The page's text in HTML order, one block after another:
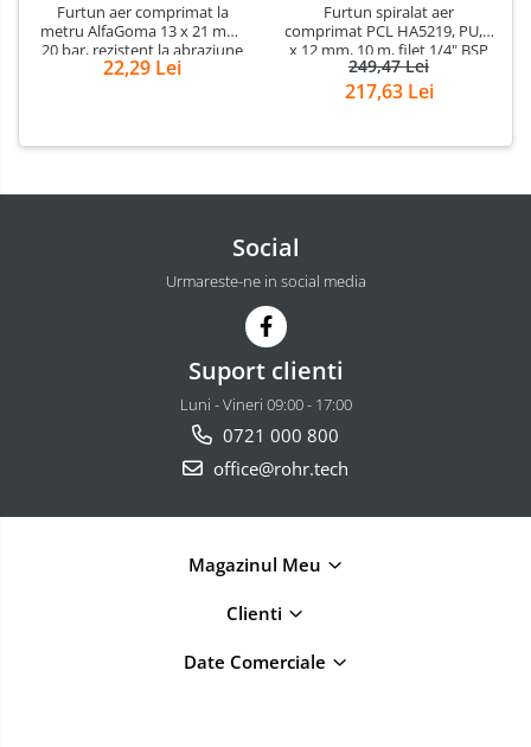
Furtun aer comprimat la
metru AlfaGoma 13 x 21 mm,
20 bar, rezistent la abraziune
22,29 Lei
Furtun spiralat aer
comprimat PCL HA5219, PU, 8
x 12 mm, 10 m, filet 1/4" BSP
249,47 Lei
217,63 Lei
Social
Urmareste-ne in social media
Suport clienti
Luni - Vineri 09:00 - 17:00
0721 000 800
office@rohr.tech
Magazinul Meu
Clienti
Date Comerciale